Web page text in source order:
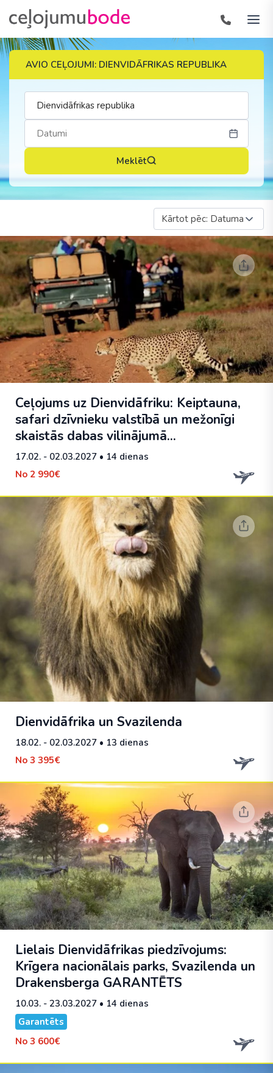
AVIO CEĻOJUMI: DIENVIDĀFRIKAS REPUBLIKA
Meklēt
Kārtot pēc: Datuma
Ceļojums uz Dienvidāfriku: Keiptauna,
safari dzīvnieku valstībā un mežonīgi
skaistās dabas vilinājumā...
17.02. - 02.03.2027 • 14 dienas
No 2 990€
Dienvidāfrika un Svazilenda
18.02. - 02.03.2027 • 13 dienas
No 3 395€
Lielais Dienvidāfrikas piedzīvojums:
Krīgera nacionālais parks, Svazilenda un
Drakensberga GARANTĒTS
10.03. - 23.03.2027 • 14 dienas
Garantēts
No 3 600€